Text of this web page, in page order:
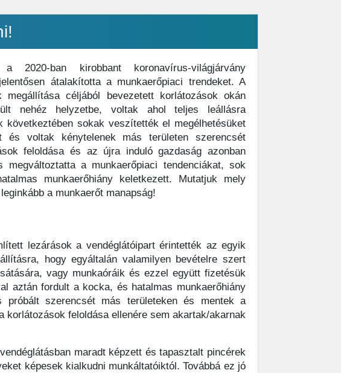
2020-ban kirobbant koronavírus-világjárvány
átalakította a munkaerőpiaci trendeket. A
megállítása céljából bevezetett korlátozások okán
nehéz helyzetbe, voltak ahol teljes leállásra
következtében sokak veszítették el megélhetésüket
és voltak kénytelenek más területen szerencsét
feloldása és az újra induló gazdaság azonban
megváltoztatta a munkaerőpiaci tendenciákat, sok
munkaerőhiány keletkezett. Mutatjuk mely
a munkaerőt manapság!
lezárások a vendéglátóipart érintették az egyik
hogy egyáltalán valamilyen bevételre szert
vagy munkaóráik és ezzel együtt fizetésük
aztán fordult a kocka, és hatalmas munkaerőhiány
szerencsét más területeken és mentek a
korlátozások feloldása ellenére sem akartak/akarnak
maradt képzett és tapasztalt pincérek
képesek kialkudni munkáltatóiktól. Továbbá ez jó